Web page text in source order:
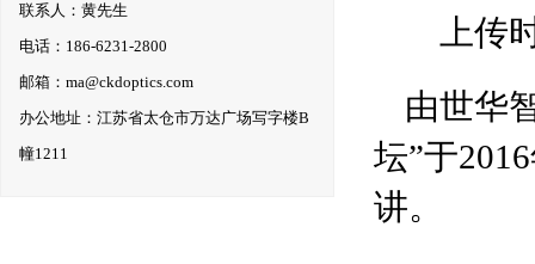
联系人：黄先生
电话：186-6231-2800
邮箱：ma@ckdoptics.com
办公地址：江苏省太仓市万达广场写字楼B
幢1211
上传
由世华
坛”于
讲。